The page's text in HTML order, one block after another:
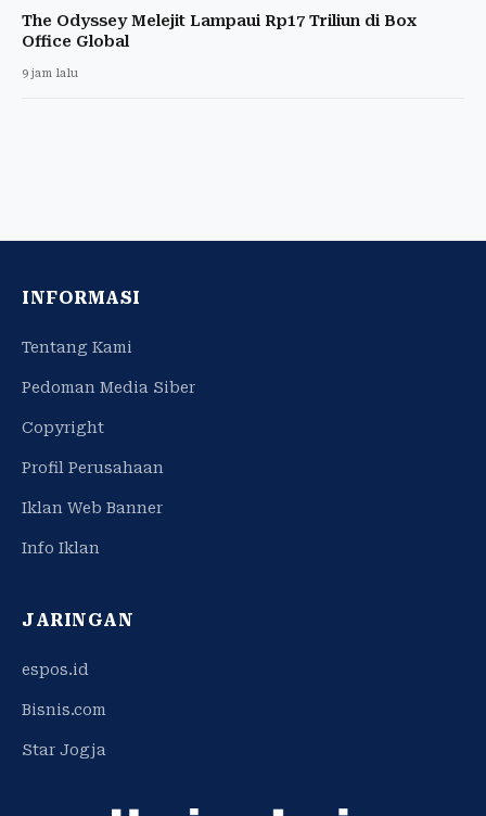
The Odyssey Melejit Lampaui Rp17 Triliun di Box
Office Global
9 jam lalu
INFORMASI
Tentang Kami
Pedoman Media Siber
Copyright
Profil Perusahaan
Iklan Web Banner
Info Iklan
JARINGAN
espos.id
Bisnis.com
Star Jogja